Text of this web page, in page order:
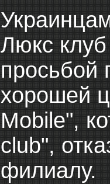
Люкс
просьбой
хорошей
Mobile",
сlub",
филиалу.